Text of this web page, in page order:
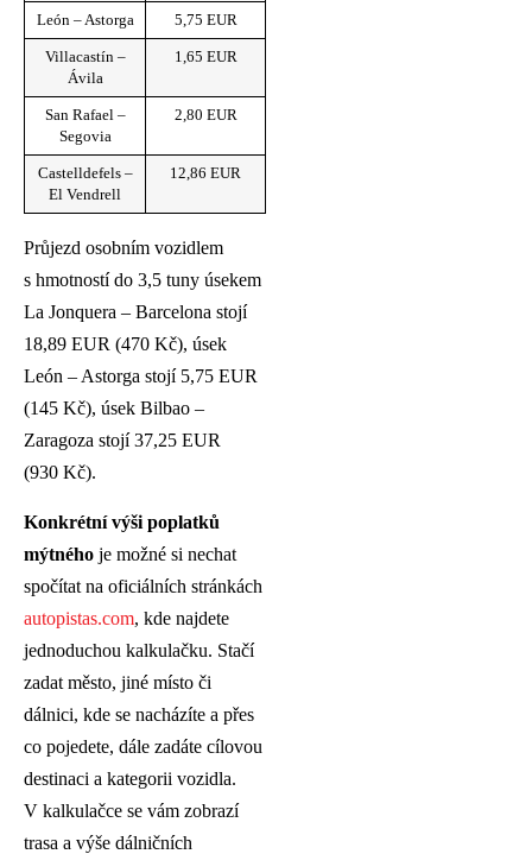
León – Astorga 5,75 EUR
Villacastín –
Ávila
1,65 EUR
San Rafael –
Segovia
2,80 EUR
Castelldefels –
El Vendrell
12,86 EUR
Průjezd osobním vozidlem
s hmotností do 3,5 tuny úsekem
La Jonquera – Barcelona stojí
18,89 EUR (470 Kč), úsek
León – Astorga stojí 5,75 EUR
(145 Kč), úsek Bilbao –
Zaragoza stojí 37,25 EUR
(930 Kč).
Konkrétní výši poplatků
mýtného je možné si nechat
spočítat na oficiálních stránkách
autopistas.com, kde najdete
jednoduchou kalkulačku. Stačí
zadat město, jiné místo či
dálnici, kde se nacházíte a přes
co pojedete, dále zadáte cílovou
destinaci a kategorii vozidla.
V kalkulačce se vám zobrazí
trasa a výše dálničních